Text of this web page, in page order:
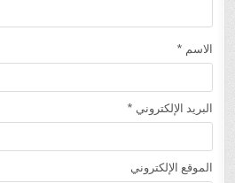
الاسم *
البريد الإلكتروني *
الموقع الإلكتروني